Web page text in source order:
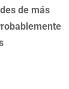
de más